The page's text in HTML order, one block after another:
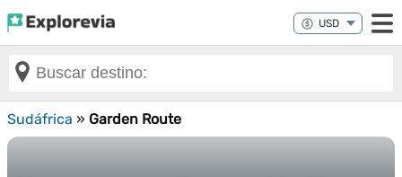
Sudáfrica » Garden Route